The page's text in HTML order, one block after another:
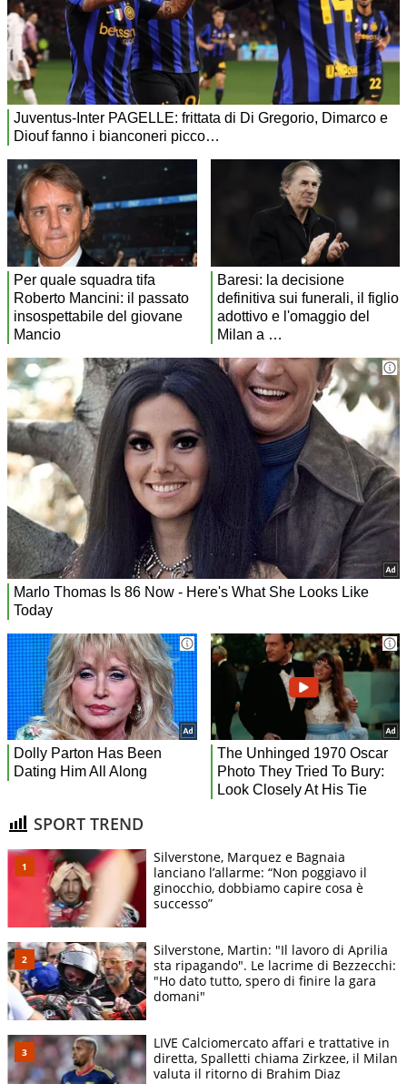
SPORT TREND
Silverstone, Marquez e Bagnaia
lanciano l’allarme: “Non poggiavo il
ginocchio, dobbiamo capire cosa è
successo”
Silverstone, Martin: "Il lavoro di Aprilia
sta ripagando". Le lacrime di Bezzecchi:
"Ho dato tutto, spero di finire la gara
domani"
LIVE Calciomercato affari e trattative in
diretta, Spalletti chiama Zirkzee, il Milan
valuta il ritorno di Brahim Diaz